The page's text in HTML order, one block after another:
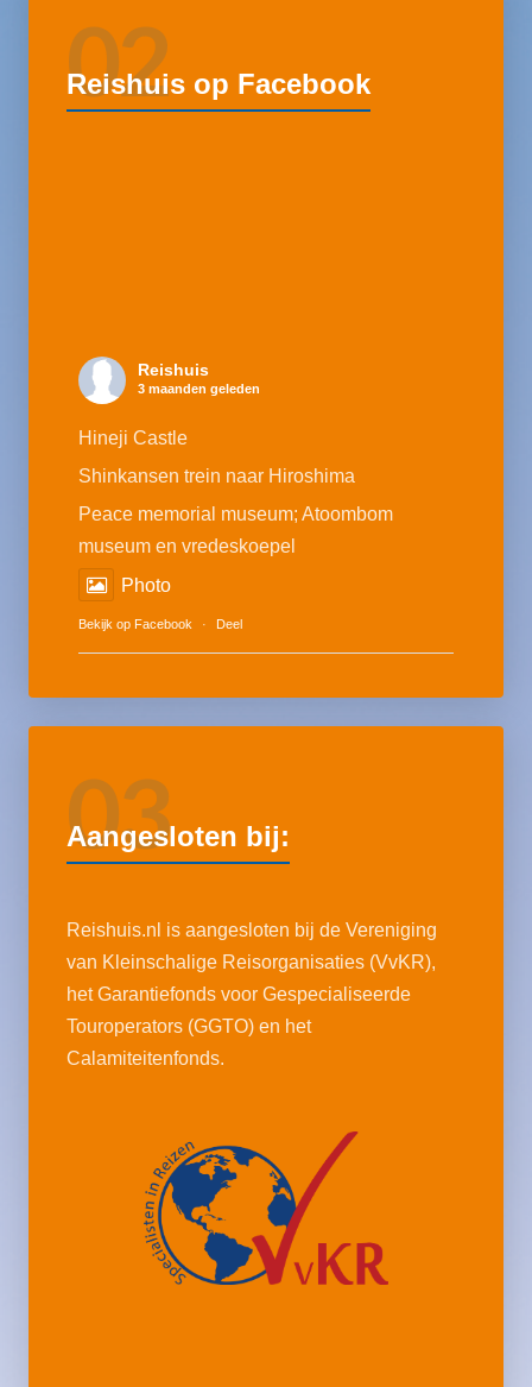
02
Reishuis op Facebook
Reishuis
3 maanden geleden
Hineji Castle
Shinkansen trein naar Hiroshima
Peace memorial museum; Atoombom
museum en vredeskoepel
Photo
Bekijk op Facebook · Deel
03
Aangesloten bij:
Reishuis.nl is aangesloten bij de Vereniging
van Kleinschalige Reisorganisaties (VvKR),
het Garantiefonds voor Gespecialiseerde
Touroperators (GGTO) en het
Calamiteitenfonds.